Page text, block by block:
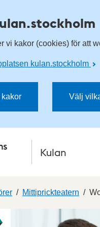
vi kakor (cookies) för att
kulan.stockholm
Välj
Kulan
Mittiprickteatern